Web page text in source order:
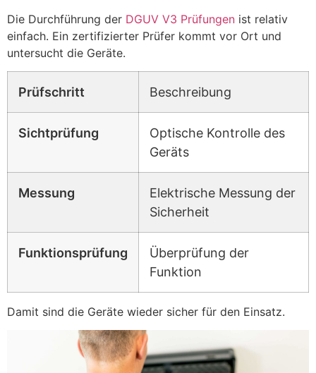
Die Durchführung der DGUV V3 Prüfungen ist relativ
einfach. Ein zertifizierter Prüfer kommt vor Ort und
untersucht die Geräte.
Prüfschritt Beschreibung
Sichtprüfung
Optische Kontrolle des
Geräts
Messung
Elektrische Messung der
Sicherheit
Funktionsprüfung
Überprüfung der
Funktion
Damit sind die Geräte wieder sicher für den Einsatz.